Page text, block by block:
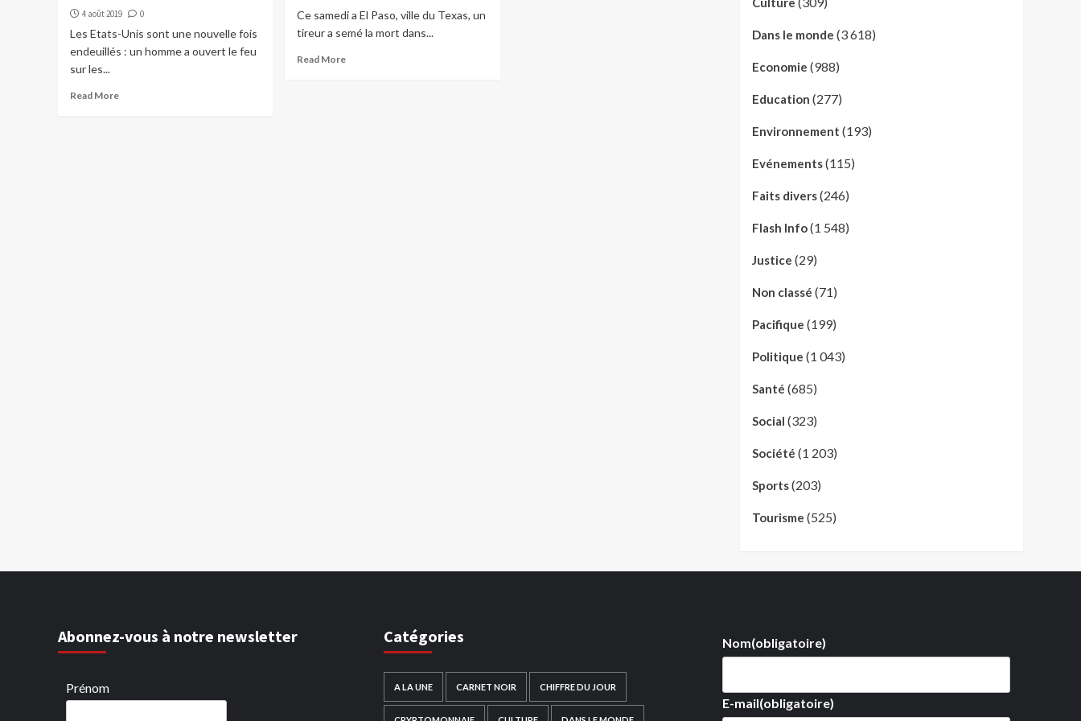
4 août 2019 0
Les Etats-Unis sont une nouvelle fois
endeuillés : un homme a ouvert le feu
sur les...
Read More
Ce samedi a El Paso, ville du Texas, un
tireur a semé la mort dans...
Read More
Dans le monde (3 618)
Economie (988)
Education (277)
Environnement (193)
Evénements(115)
Faits divers(246)
Flash Info(1 548)
Justice (29)
Non classé (71)
Pacifique (199)
Politique (1 043)
Santé (685)
Social (323)
Société (1 203)
Sports(203)
Tourisme (525)
Abonnez-vous à notre newsletter
Prénom
Catégories
A LA UNE CARNET NOIR CHIFFRE DU JOUR
Nom(obligatoire)
E-mail(obligatoire)